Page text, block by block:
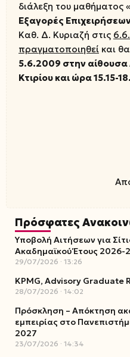
διάλεξη του μαθήματος «
Εξαγορές
Καθ. Δ. Κυριαζή στις
πραγματοποιηθεί και θα
5.6.2009 στην αίθουσα
Κτιρίου και ώρα 15.15-
Πρόσφατες
Υποβολή Αιτήσεων για
Ακαδημαϊκού Έτους 2026-
29/07/2026 13:26
KPMG, Advisory
28/07/2026 14:02
Πρόσκληση – Απόκτηση
εμπειρίας στο
2027
23/07/2026 14:34